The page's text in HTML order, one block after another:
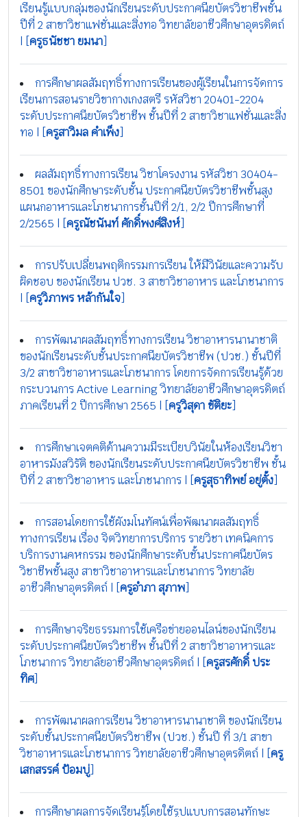
เรียนรู้แบบกลุ่มของนักเรียนระดับประกาศนียบัตรวิชาชีพชั้น
ปีที่ 2 สาขาวิชาแฟชั่นและสิ่งทอ วิทยาลัยอาชีวศึกษาอุตรดิตถ์
ครูธนัชชา ยมนา
การศึกษาผลสัมฤทธิ์ทางการเรียนของผู้เรียนในการจัดการ
เรียนการสอนรายวิขากางเกงสตรี รหัสวิชา 20401-2204
ระดับประกาศนียบัตรวิชาชีพ ชั้นปีที่ 2 สาขาวิชาแฟชั่นและสิ่ง
ทอ | [ ครูสาวิมล คำเพ็ง
ผลสัมฤทธิ์ทางการเรียน วิชาโครงงาน รหัสวิชา 30404-
8501 ของนักศึกษาระดับชั้น ประกาศนียบัตรวิชาชีพชั้นสูง
แผนกอาหารและโภชนาการชั้นปีที่ 2/1, 2/2 ปีการศึกษาที่
2/2565 | [ ครูณัชนันท์ ศักดิ์พงศ์สิงห์
การปรับเปลี่ยนพฤติกรรมการเรียน ให้มีวินัยและความรับ
ผิดชอบ ของนักเรียน ปวช. 3 สาขาวิชาอาหาร และโภชนาการ
ครูวิภาพร หล้ากันใจ
การพัฒนาผลสัมฤทธิ์ทางการเรียน วิชาอาหารนานาชาติ
ของนักเรียนระดับชั้นประกาศนียบัตรวิชาชีพ (ปวช.) ชั้นปีที่
3/2 สาขาวิชาอาหารและโภชนาการ โดยการจัดการเรียนรู้ด้วย
กระบวนการ Active Learning วิทยาลัยอาชีวศึกษาอุตรดิตถ์
ภาคเรียนที่ 2 ปีการศึกษา 2565 | [ ครูวิสุดา ขัติยะ
การศึกษาเจตคติด้านความมีระเบียบวินัยในห้องเรียนวิชา
อาหารมังสวิรัติ ของนักเรียนระดับประกาศนียบัตรวิชาชีพ ชั้น
ปีที่ 2 สาขาวิชาอาหาร และโภชนาการ | [ ครูสุธาทิพย์ อยู่ตั้ง
การสอนโดยการใช้ผังมโนทัศน์เพื่อพัฒนาผลสัมฤทธิ์
ทางการเรียน เรื่อง จิตวิทยาการบริการ รายวิชา เทคนิคการ
บริการงานคหกรรม ของนักศึกษาระดับชั้นประกาศนียบัตร
วิชาชีพชั้นสูง สาขาวิชาอาหารและโภชนาการ วิทยาลัย
อาชีวศึกษาอุตรดิตถ์ | [ ครูอำภา สุภาพ
การศึกษาจริยธรรมการใช้เครือข่ายออนไลน์ของนักเรียน
ระดับประกาศนียบัตรวิชาชีพ ชั้นปีที่ 2 สาขาวิชาอาหารและ
โภชนาการ วิทยาลัยอาชีวศึกษาอุตรดิตถ์ | [ ครูสรศักดิ์ ประ
ทิศ]
การพัฒนาผลการเรียน วิชาอาหารนานาชาติ ของนักเรียน
ระดับชั้นประกาศนียบัตรวิชาชีพ (ปวช.) ชั้นปี ที่ 3/1 สาขา
วิชาอาหารและโภชนาการ วิทยาลัยอาชีวศึกษาอุตรดิตถ์ | [ ครู
เสกสรรค์ ป้อมบู่
การศึกษาผลการจัดเรียนรู้โดยใช้รูปแบบการสอนทักษะ